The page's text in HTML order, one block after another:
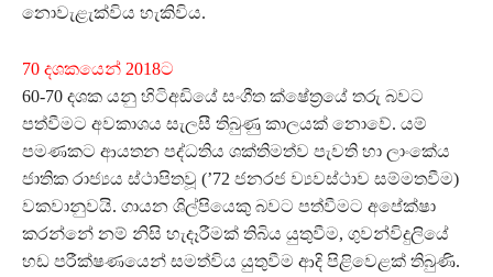
නොවැළැක්විය හැකිවිය.
70 දශකයෙන් 2018ට
60-70 දශක යනු හිටිඅඩියේ සංගීත ක්ෂේත‍්‍රයේ තරු බවට
පත්වීමට අවකාශය සැලසී තිබුණු කාලයක් නොවේ. යම්
පමණකට ආයතන පද්ධතිය ශක්තිමත්ව පැවති හා ලාංකේය
ජාතික රාජ්‍යය ස්ථාපිතවූ (’72 ජනරජ ව්‍යවස්ථාව සම්මතවීම)
වකවානුවයි. ගායන ශිල්පියෙකු බවට පත්වීමට අපේක්ෂා
කරන්නේ නම් නිසි හැදෑරීමක් තිබිය යුතුවීම, ගුවන්විදුලියේ
හඩ පරීක්ෂණයෙන් සමත්විය යුතුවීම ආදි පිළිවෙළක් තිබුණි.